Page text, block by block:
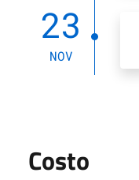
23
NOV
Costo